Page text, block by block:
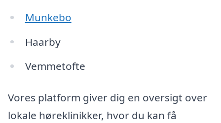
Munkebo
Haarby
Vemmetofte
Vores platform giver dig en oversigt over
lokale høreklinikker, hvor du kan få